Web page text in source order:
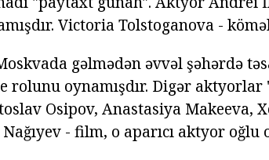
Victoria Tolstoganova -
gəlmədən əvvəl şəhərdə
rolunu oynamışdır. Digər
Osipov, Anastasiya Makeeva,
- film, o aparıcı aktyor oğlu